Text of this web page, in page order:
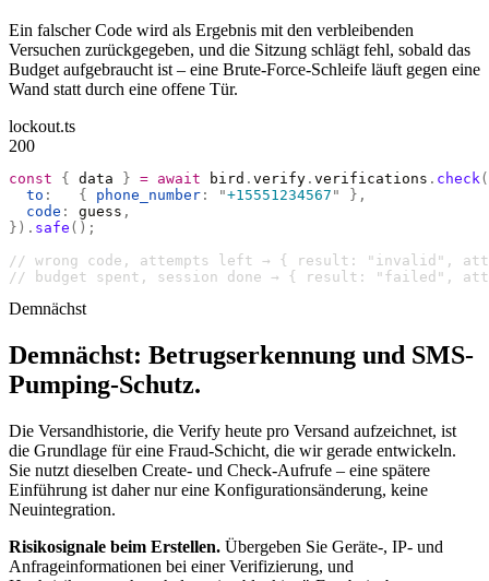
Ein falscher Code wird als Ergebnis mit den verbleibenden
Versuchen zurückgegeben, und die Sitzung schlägt fehl, sobald das
Budget aufgebraucht ist – eine Brute-Force-Schleife läuft gegen eine
Wand statt durch eine offene Tür.
lockout.ts
200
const { data } = await bird . verify . verifications . check
  to
:
   {
phone_number : "+15551234567 "
},
  code
: guess ,
}). safe ();
// wrong code, attempts left → { result: "invalid",
// budget spent, session done → { result: "failed",
Demnächst
Demnächst: Betrugserkennung und SMS-
Pumping-Schutz.
Die Versandhistorie, die Verify heute pro Versand aufzeichnet, ist
die Grundlage für eine Fraud-Schicht, die wir gerade entwickeln.
Sie nutzt dieselben Create- und Check-Aufrufe – eine spätere
Einführung ist daher nur eine Konfigurationsänderung, keine
Neuintegration.
Risikosignale beim Erstellen. Übergeben Sie Geräte-, IP- und
Anfrageinformationen bei einer Verifizierung, und